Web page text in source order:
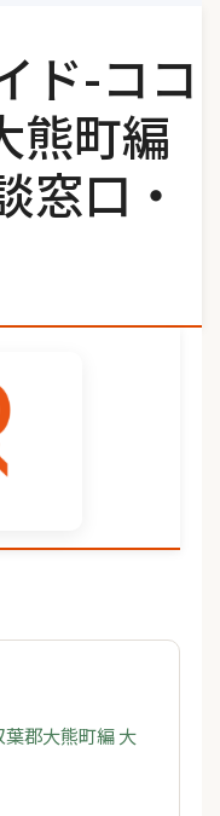
ド-ココ
熊町編
窓口・
郡大熊町編 大